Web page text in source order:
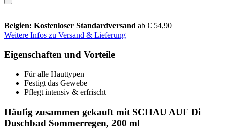
Belgien: Kostenloser Standardversand ab € 54,90
Weitere Infos zu Versand & Lieferung
Eigenschaften und Vorteile
Für alle Hauttypen
Festigt das Gewebe
Pflegt intensiv & erfrischt
Häufig zusammen gekauft mit SCHAU AUF Di
Duschbad Sommerregen, 200 ml